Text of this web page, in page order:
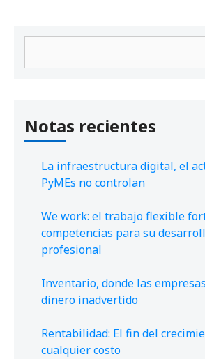
Notas recientes
La infraestructura digital, el
PyMEs no controlan
We work: el trabajo flexible
competencias para su
profesional
Inventario, donde las
dinero inadvertido
Rentabilidad: El fin del
cualquier costo